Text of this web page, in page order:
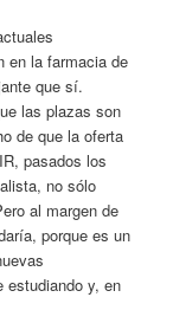
en la farmacia de
que sí.
las plazas son
de que la oferta
pasados los
no sólo
al margen de
porque es un
estudiando y, en